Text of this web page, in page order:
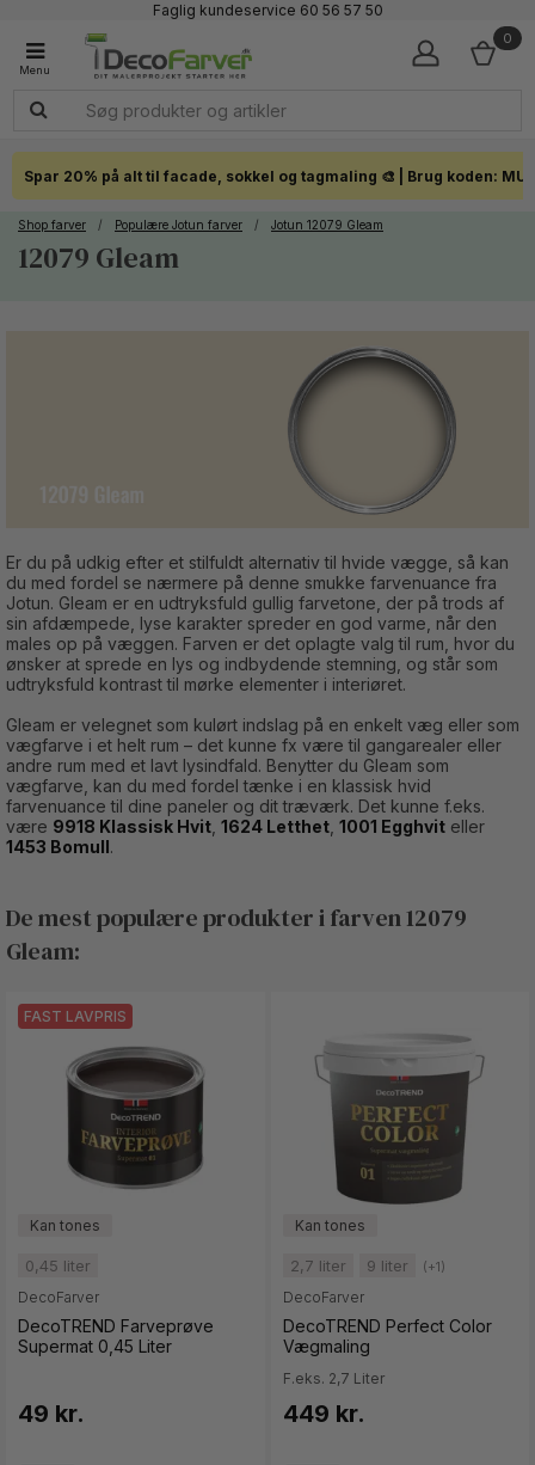
Faglig kundeservice 60 56 57 50
Click & Collect i hele landet
0
Spar 20% på alt til facade, sokkel og tagmaling 🎨 | Brug koden:
Shop farver / Populære Jotun farver / Jotun 12079 Gleam
12079 Gleam
Er du på udkig efter et stilfuldt alternativ til hvide vægge, så kan
du med fordel se nærmere på denne smukke farvenuance fra
Jotun. Gleam er en udtryksfuld gullig farvetone, der på trods af
sin afdæmpede, lyse karakter spreder en god varme, når den
males op på væggen. Farven er det oplagte valg til rum, hvor du
ønsker at sprede en lys og indbydende stemning, og står som
udtryksfuld kontrast til mørke elementer i interiøret.
Gleam er velegnet som kulørt indslag på en enkelt væg eller som
vægfarve i et helt rum – det kunne fx være til gangarealer eller
andre rum med et lavt lysindfald. Benytter du Gleam som
vægfarve, kan du med fordel tænke i en klassisk hvid
farvenuance til dine paneler og dit træværk. Det kunne f.eks.
være 9918 Klassisk Hvit 1624 Letthet 1001 Egghvit eller
1453 Bomull.
De mest populære produkter i farven 12079
Gleam:
FAST LAVPRIS
0,45 liter
DecoFarver
DecoTREND Farveprøve
Supermat 0,45 Liter
49 kr.
2,7 liter 9 liter (+1)
DecoFarver
DecoTREND Perfect Color
Vægmaling
F.eks. 2,7 Liter
449 kr.